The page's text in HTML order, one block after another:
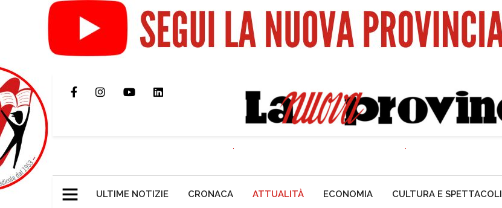
ULTIME NOTIZIE CRONACA ATTUALITÀ ECONOMIA CULTURA E SPETTACOLI